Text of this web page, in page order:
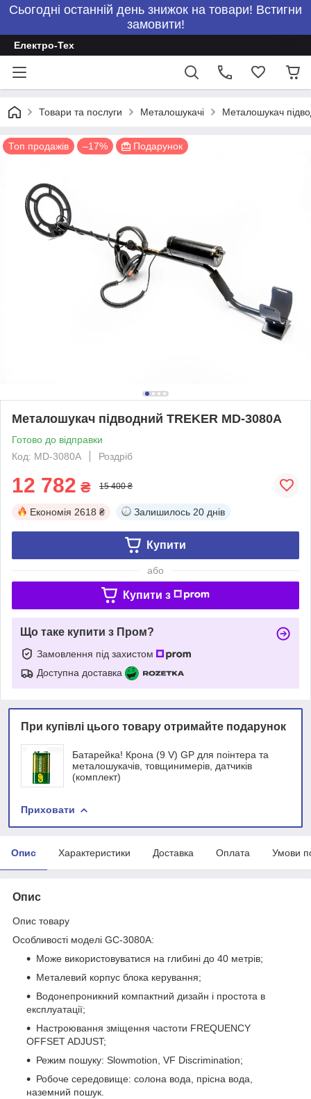
Сьогодні останній день знижок на товари! Встигни
замовити!
Електро-Тех
Товари та послуги Металошукачі Металошукач
Топ продажів –17% Подарунок
Металошукач підводний TREKER MD-3080А
Готово до відправки
Код: MD-3080А
Роздріб
12 782 ₴ 15 400 ₴
Економія 2618 ₴ Залишилось 20 днів
Купити
або
Купити з
Що таке купити з Пром?
Замовлення під захистом
Доступна доставка
При купівлі цього товару отримайте подарунок
Батарейка! Крона (9 V) GP для поінтера та
металошукачів, товщинимерів, датчиків
(комплект)
Приховати
Опис Характеристики Доставка Оплата Умови
Опис
Опис товару
Особливості моделі GC-3080А:
Може використовуватися на глибині до 40 метрів;
Металевий корпус блока керування;
Водонепроникний компактний дизайн і простота в
експлуатації;
Настроювання зміщення частоти FREQUENCY
OFFSET ADJUST;
Режим пошуку: Slowmotion, VF Discrimination;
Робоче середовище: солона вода, прісна вода,
наземний пошук.